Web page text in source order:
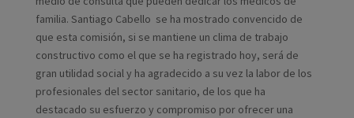
familia. Santiago Cabello se ha mostrado convencido de
que esta comisión, si se mantiene un clima de trabajo
constructivo como el que se ha registrado hoy, será de
gran utilidad social y ha agradecido a su vez la labor de los
profesionales del sector sanitario, de los que ha
destacado su esfuerzo y compromiso por ofrecer una